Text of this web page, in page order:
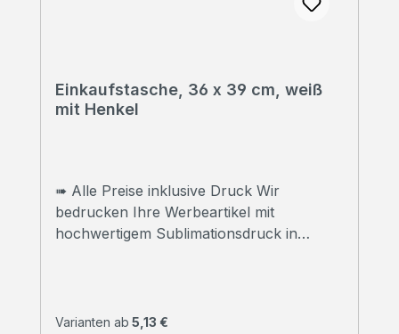
Einkaufstasche, 36 x 39 cm, weiß
mit Henkel
➠ Alle Preise inklusive Druck Wir
bedrucken Ihre Werbeartikel mit
hochwertigem Sublimationsdruck in
mit dem Druck der bestellten
Varianten ab 5,13 €